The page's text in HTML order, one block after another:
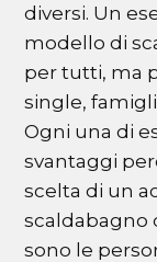
diversi. Un
modello di
per tutti, ma
single,
Ogni una di
svantaggi
scelta di un
scaldabagno
sono le